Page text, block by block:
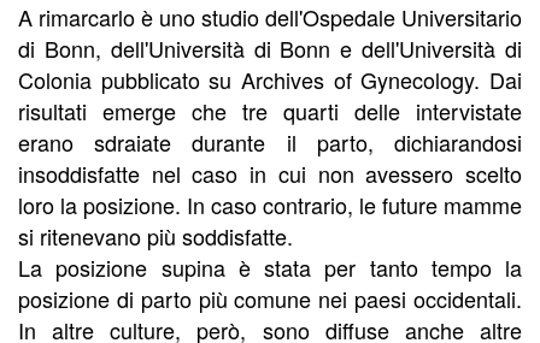
A rimarcarlo è uno studio dell'Ospedale Universitario
di Bonn, dell'Università di Bonn e dell'Università di
Colonia pubblicato su Archives of Gynecology. Dai
risultati emerge che tre quarti delle intervistate
erano sdraiate durante il parto, dichiarandosi
insoddisfatte nel caso in cui non avessero scelto
loro la posizione. In caso contrario, le future mamme
si ritenevano più soddisfatte.
La posizione supina è stata per tanto tempo la
posizione di parto più comune nei paesi occidentali.
In altre culture, però, sono diffuse anche altre